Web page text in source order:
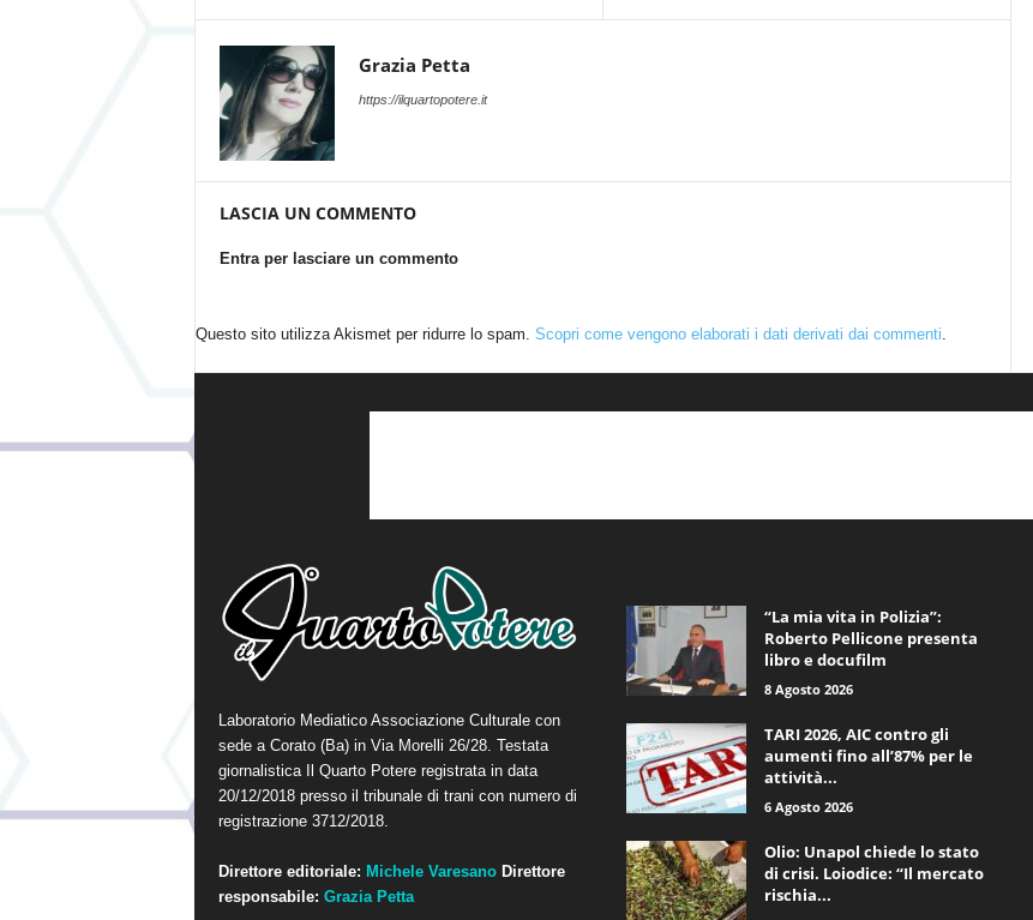
Grazia Petta
https://ilquartopotere.it
LASCIA UN COMMENTO
Entra per lasciare un commento
Questo sito utilizza Akismet per ridurre lo spam. Scopri come vengono elaborati i dati derivati dai commenti.
Laboratorio Mediatico Associazione Culturale con
sede a Corato (Ba) in Via Morelli 26/28. Testata
giornalistica Il Quarto Potere registrata in data
20/12/2018 presso il tribunale di trani con numero di
registrazione 3712/2018.
Direttore editoriale: Michele Varesano Direttore
responsabile: Grazia Petta
“La mia vita in Polizia”:
Roberto Pellicone presenta
libro e docufilm
8 Agosto 2026
TARI 2026, AIC contro gli
aumenti fino all’87% per le
attività...
6 Agosto 2026
Olio: Unapol chiede lo stato
di crisi. Loiodice: “Il mercato
rischia...